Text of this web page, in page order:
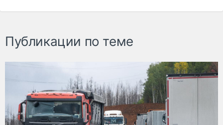
Публикации по теме